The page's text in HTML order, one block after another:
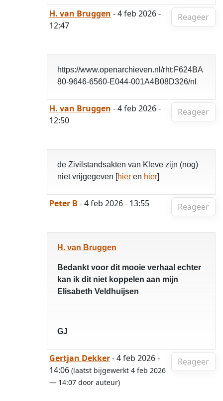
Reageer
H. van Bruggen - 4 feb 2026 -
12:47
https://www.openarchieven.nl/rht:F624BA
80-9646-6560-E044-001A4B08D326/nl
Reageer
H. van Bruggen - 4 feb 2026 -
12:50
de Zivilstandsakten van Kleve zijn (nog)
niet vrijgegeven [hier en hier]
Reageer
Peter B - 4 feb 2026 - 13:55
H. van Bruggen
Bedankt voor dit mooie verhaal echter
kan ik dit niet koppelen aan mijn
Elisabeth Veldhuijsen
GJ
Reageer
Gertjan Dekker- 4 feb 2026 -
14:06 (laatst bijgewerkt 4 feb 2026
— 14:07 door auteur)